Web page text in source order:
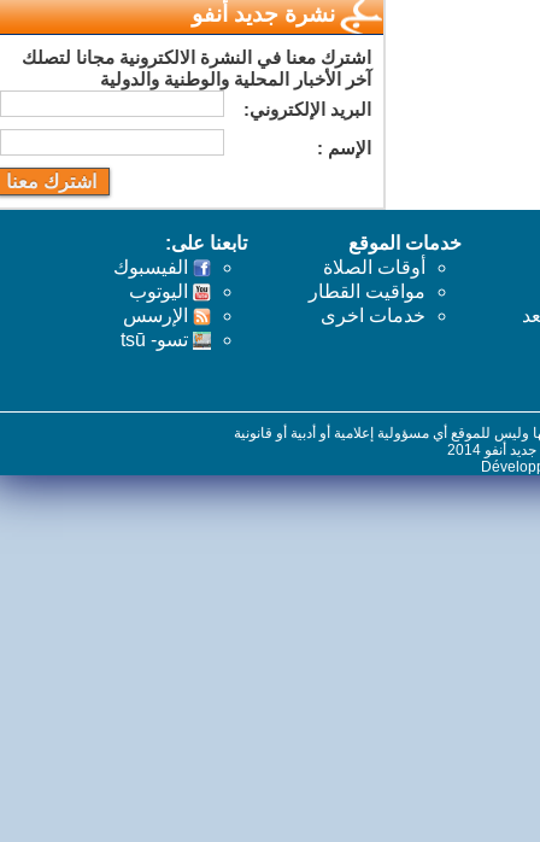
نشرة جديد أنفو
اشترك معنا في النشرة الالكترونية مجانا لتصلك
آخر الأخبار المحلية والوطنية والدولية
البريد اﻹلكتروني:
اﻹسم :
خدمات الموقع
أوقات الصلاة
مواقيت القطار
خدمات اخرى
تابعنا على:
الفيسبوك
اليوتوب
اﻹرسس
تسو- tsū
للموقع أي مسؤولية إعلامية أو أدبية أو قانونية
2014